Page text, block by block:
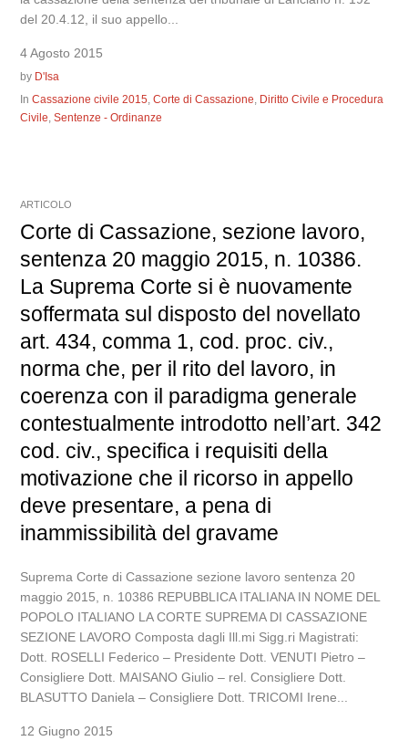
del 20.4.12, il suo appello...
4 Agosto 2015
by D'Isa
InCassazione civile 2015,Corte di Cassazione, Diritto Civile e Procedura
Civile,Sentenze - Ordinanze
ARTICOLO
Corte di Cassazione, sezione lavoro,
sentenza 20 maggio 2015, n. 10386.
La Suprema Corte si è nuovamente
soffermata sul disposto del novellato
art. 434, comma 1, cod. proc. civ.,
norma che, per il rito del lavoro, in
coerenza con il paradigma generale
contestualmente introdotto nell’art. 342
cod. civ., specifica i requisiti della
motivazione che il ricorso in appello
deve presentare, a pena di
inammissibilità del gravame
Suprema Corte di Cassazione sezione lavoro sentenza 20
maggio 2015, n. 10386 REPUBBLICA ITALIANA IN NOME DEL
POPOLO ITALIANO LA CORTE SUPREMA DI CASSAZIONE
SEZIONE LAVORO Composta dagli Ill.mi Sigg.ri Magistrati:
Dott. ROSELLI Federico – Presidente Dott. VENUTI Pietro –
Consigliere Dott. MAISANO Giulio – rel. Consigliere Dott.
BLASUTTO Daniela – Consigliere Dott. TRICOMI Irene...
12 Giugno 2015